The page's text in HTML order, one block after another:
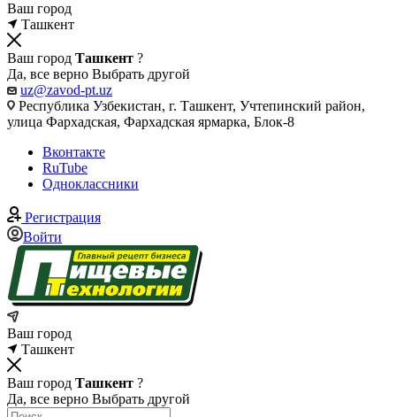
Ваш город
Ташкент
Ваш город Ташкент ?
Да, все верно Выбрать другой
uz@zavod-pt.uz
Республика Узбекистан, г. Ташкент, Учтепинский район,
улица Фархадская, Фархадская ярмарка, Блок-8
Вконтакте
RuTube
Одноклассники
Регистрация
Войти
Ваш город
Ташкент
Ваш город Ташкент ?
Да, все верно Выбрать другой